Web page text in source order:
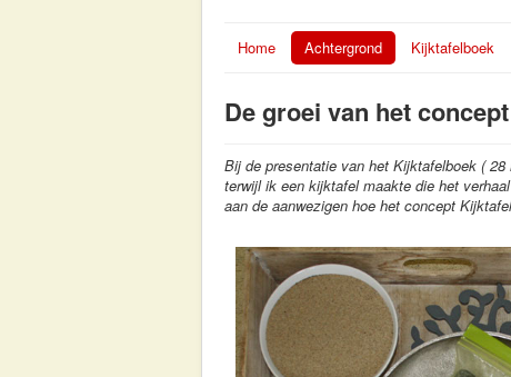
Home Achtergrond Kijktafelboek
De groei van het
Bij de presentatie van het Kijktafelboek ( 28
terwijl ik een kijktafel maakte die het
aan de aanwezigen hoe het concept